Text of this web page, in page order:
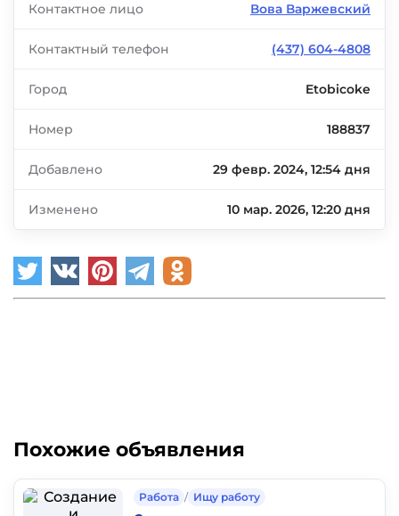
Контактное лицо Вова Варжевский
Контактный телефон (437) 604-4808
Город Etobicoke
Номер 188837
Добавлено 29 февр. 2024, 12:54 дня
Изменено 10 мар. 2026, 12:20 дня
Похожие объявления
Работа / Ищу работу